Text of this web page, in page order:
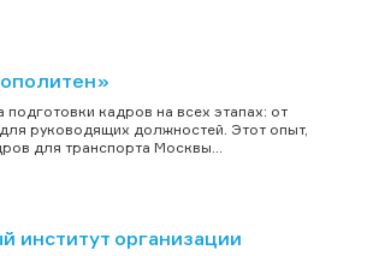
кадров на всех этапах: от
руководящих должностей. Этот опыт,
для транспорта Москвы...
институт организации